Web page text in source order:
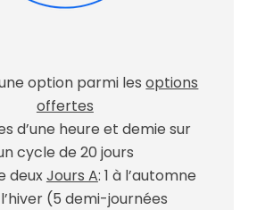
option parmi lesoptions
offertes
d’une heure et demie sur
cycle de 20 jours
deuxJours A: 1 à l’automne
(5 demi-journées